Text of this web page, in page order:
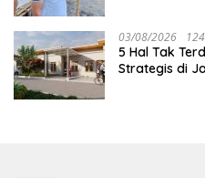
03/08/2026
5 Hal Tak
Strategis di